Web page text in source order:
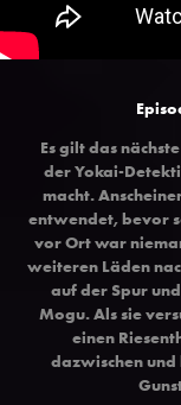
Es gilt das
der Yokai-
macht.
entwendet, bevor
vor Ort war
weiteren Läden
auf der Spur
Mogu. Als sie
einen
dazwischen und